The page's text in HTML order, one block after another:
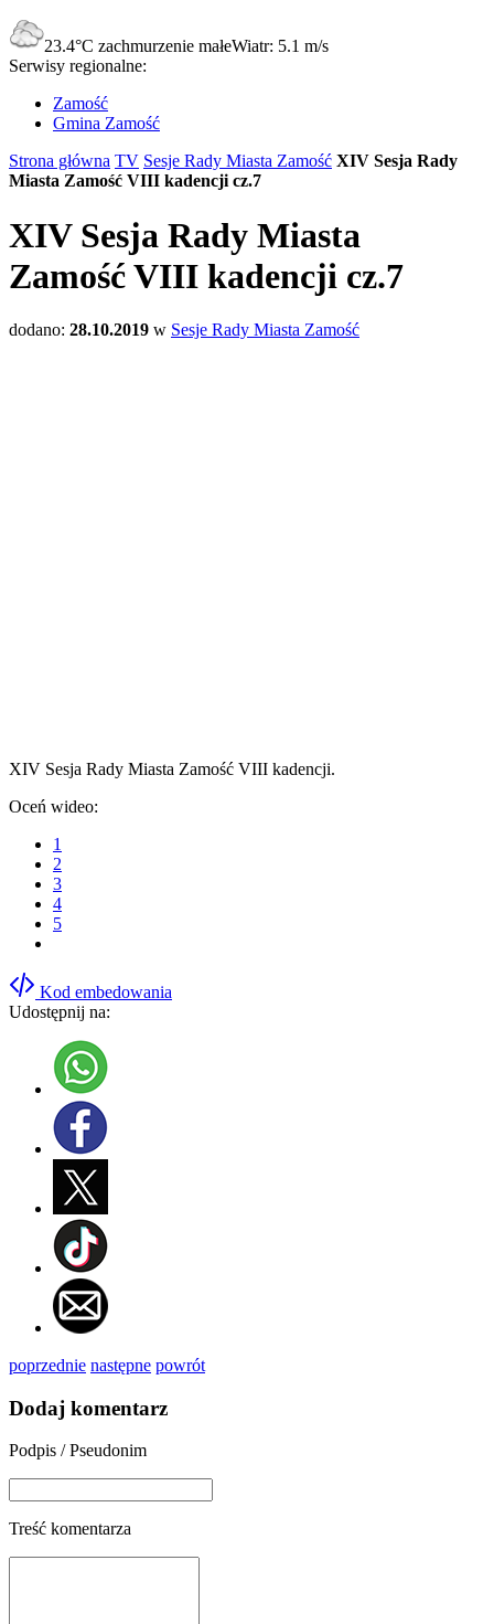
23.4°C zachmurzenie małeWiatr: 5.1 m/s
Serwisy regionalne:
Zamość
Gmina Zamość
Strona główna TV Sesje Rady Miasta Zamość XIV Sesja Rady
Miasta Zamość VIII kadencji cz.7
XIV Sesja Rady Miasta
Zamość VIII kadencji cz.7
dodano: 28.10.2019 w Sesje Rady Miasta Zamość
XIV Sesja Rady Miasta Zamość VIII kadencji.
Oceń wideo:
1
2
3
4
5
Kod embedowania
Udostępnij na:
poprzednie następne powrót
Dodaj komentarz
Podpis / Pseudonim
Treść komentarza